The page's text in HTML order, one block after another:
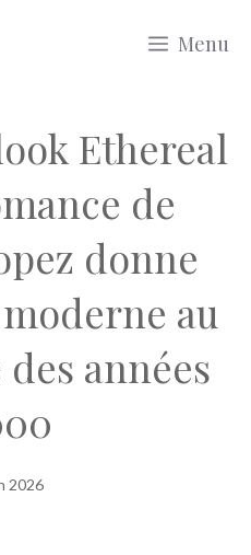
Menu
Ethereal
de
donne
au
années
2026